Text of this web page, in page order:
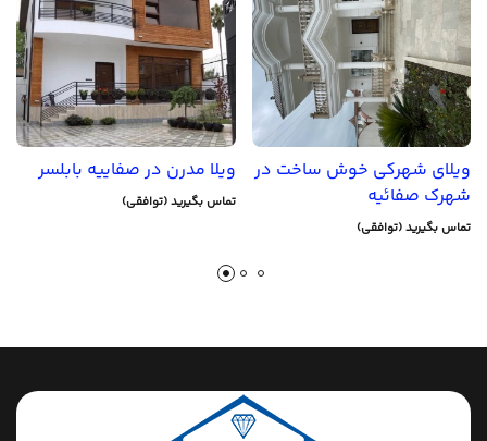
ویلا مدرن در صفاییه بابلسر
تماس بگیرید (توافقی)
ویلای شهرکی خوش ساخت در
شهرک صفائیه
تماس بگیرید (توافقی)